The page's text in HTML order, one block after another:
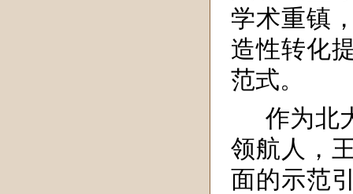
学术重镇
造性转化
范式。
作为北
领航人，
面的示范